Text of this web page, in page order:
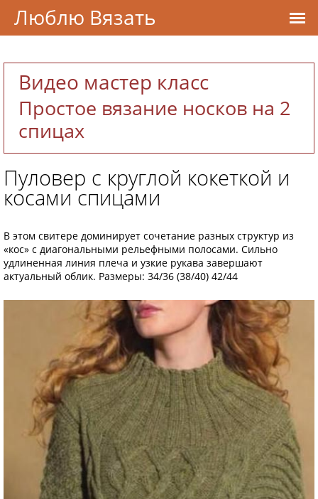
Видео мастер класс
Простое вязание носков на 2
спицах
Пуловер с круглой кокеткой и
косами спицами
В этом свитере доминирует сочетание разных структур из
«кос» с диагональными рельефными полосами. Сильно
удлиненная линия плеча и узкие рукава завершают
актуальный облик. Размеры: 34/36 (38/40) 42/44
Люблю Вязать